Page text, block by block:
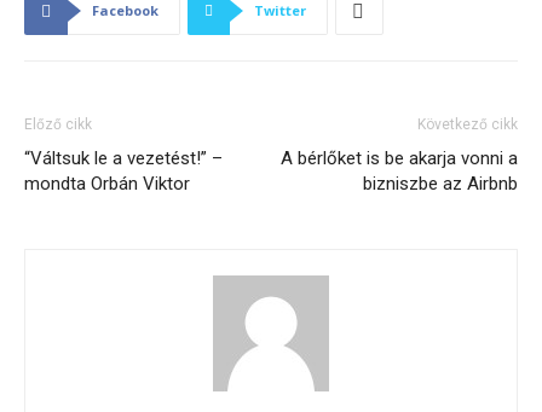
Facebook Twitter
Előző cikk
“Váltsuk le a vezetést!” –
mondta Orbán Viktor
Következő cikk
A bérlőket is be akarja vonni a
bizniszbe az Airbnb